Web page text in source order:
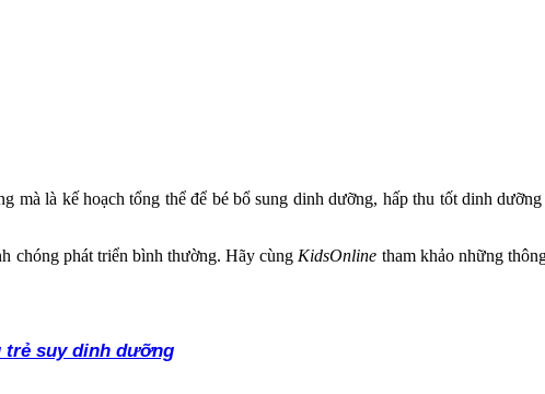
mà là kế hoạch tổng thể để bé bổ sung dinh dưỡng, hấp thu tốt dinh
chóng phát triển bình thường. Hãy cùng KidsOnline tham khảo những
trẻ suy dinh dưỡng